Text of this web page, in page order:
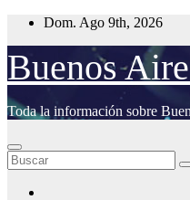
Saltar
contenido
Dom. Ago 9th, 2026
Buenos
Toda la información sobre